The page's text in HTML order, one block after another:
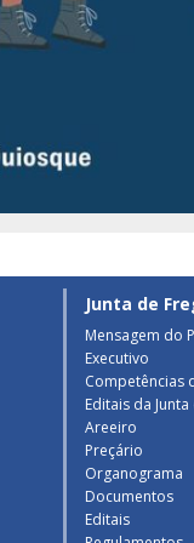
Junta de
Mensagem do
Executivo
Competências
Editais da
Areeiro
Preçário
Organograma
Documentos
Editais